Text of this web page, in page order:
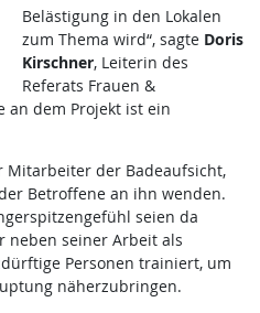
Belästigung in den Lokalen
zum Thema wird“, sagte Doris
Kirschner, Leiterin des
Referats Frauen &
an dem Projekt ist ein
Mitarbeiter der Badeaufsicht,
Betroffene an ihn wenden.
seien da
neben seiner Arbeit als
Personen trainiert, um
näherzubringen.